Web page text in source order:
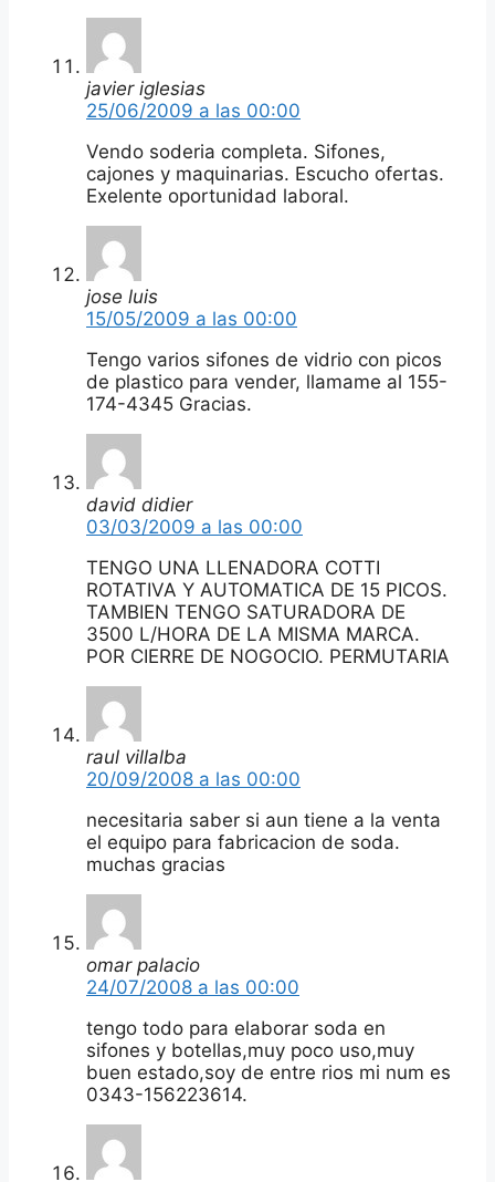
javier iglesias
25/06/2009 a las 00:00
Vendo soderia completa. Sifones,
cajones y maquinarias. Escucho ofertas.
Exelente oportunidad laboral.
jose luis
15/05/2009 a las 00:00
Tengo varios sifones de vidrio con picos
de plastico para vender, llamame al 155-
174-4345 Gracias.
david didier
03/03/2009 a las 00:00
TENGO UNA LLENADORA COTTI
ROTATIVA Y AUTOMATICA DE 15 PICOS.
TAMBIEN TENGO SATURADORA DE
3500 L/HORA DE LA MISMA MARCA.
POR CIERRE DE NOGOCIO. PERMUTARIA
raul villalba
20/09/2008 a las 00:00
necesitaria saber si aun tiene a la venta
el equipo para fabricacion de soda.
muchas gracias
omar palacio
24/07/2008 a las 00:00
tengo todo para elaborar soda en
sifones y botellas,muy poco uso,muy
buen estado,soy de entre rios mi num es
0343-156223614.